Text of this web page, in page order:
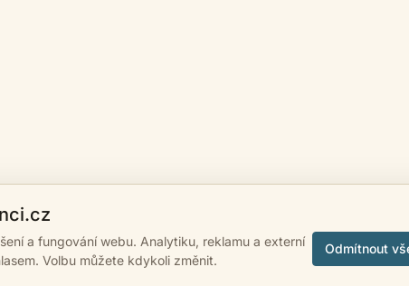
a fungování webu. Analytiku, reklamu a externí
Volbu můžete kdykoli změnit.
Odmítnout